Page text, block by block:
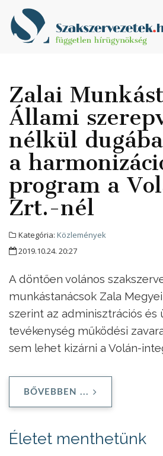
Zalai
Állami
nélkül
a
program a
Zrt.-nél
Kategória: Közlemények
2019.10.24. 20:27
A döntően volános
munkástanácsok Zala
szerint az adminisztrációs és
tevékenység működési
sem lehet kizárni a Volán-
BŐVEBBEN ...
Életet menthetünk